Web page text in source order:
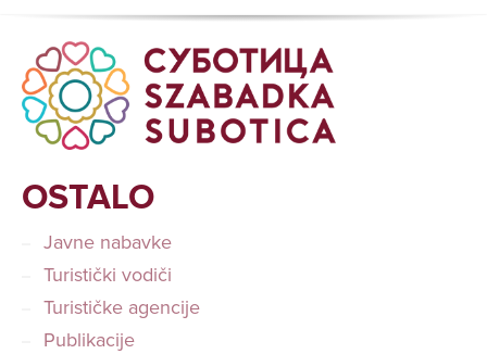
OSTALO
Javne nabavke
Turistički vodiči
Turističke agencije
Publikacije